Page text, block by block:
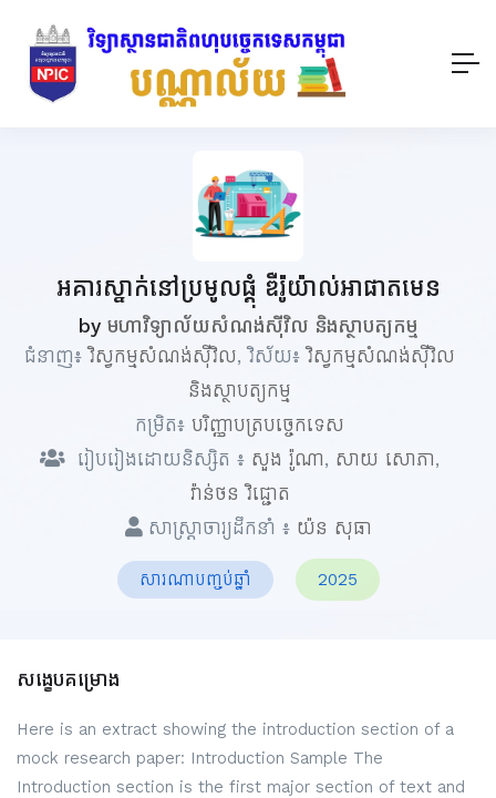
អគារស្នាក់នៅប្រមូលផ្ដុំ ឌឺរ៉ូយ៉ាល់អាផាតមេន
by មហាវិទ្យាល័យសំណង់ស៊ីវិល និងស្ថាបត្យកម្ម
ជំនាញ៖វិស្វកម្មសំណង់ស៊ីវិល, វិស័យ៖វិស្វកម្មសំណង់ស៊ីវិល
និងស្ថាបត្យកម្ម
កម្រិត៖ បរិញ្ញាបត្របច្ចេកទេស
រៀបរៀងដោយនិស្សិត ៖ សួង រ៉ូណា, សាយ សោភា,
វ៉ាន់ថន វិជ្ជោត
សាស្ត្រាចារ្យដឹកនាំ ៖ យ៉ន សុធា
សារណាបញ្ចប់ឆ្នាំ 2025
សង្ខេបគម្រោង
Here is an extract showing the introduction section of a
mock research paper: Introduction Sample The
Introduction section is the first major section of text and